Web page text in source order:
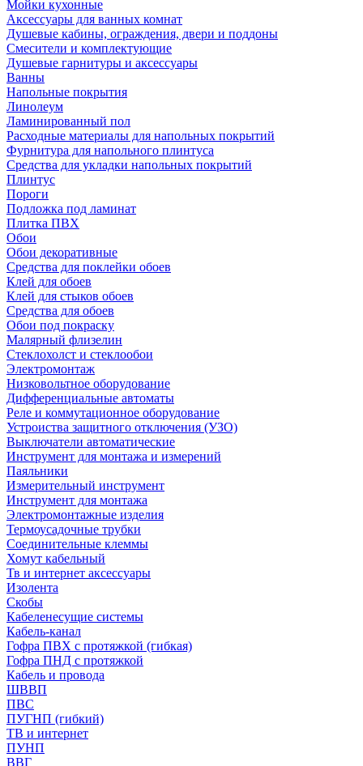
Мойки кухонные
Аксессуары для ванных комнат
Душевые кабины, ограждения, двери и поддоны
Смесители и комплектующие
Душевые гарнитуры и аксессуары
Ванны
Напольные покрытия
Линолеум
Ламинированный пол
Расходные материалы для напольных покрытий
Фурнитура для напольного плинтуса
Средства для укладки напольных покрытий
Плинтус
Пороги
Подложка под ламинат
Плитка ПВХ
Обои
Обои декоративные
Средства для поклейки обоев
Клей для обоев
Клей для стыков обоев
Средства для обоев
Обои под покраску
Малярный флизелин
Стеклохолст и стеклообои
Электромонтаж
Низковольтное оборудование
Дифференциальные автоматы
Реле и коммутационное оборудование
Устроиства защитного отключения (УЗО)
Выключатели автоматические
Инструмент для монтажа и измерений
Паяльники
Измерительный инструмент
Инструмент для монтажа
Электромонтажные изделия
Термоусадочные трубки
Соединительные клеммы
Хомут кабельный
Тв и интернет аксессуары
Изолента
Скобы
Кабеленесущие системы
Кабель-канал
Гофра ПВХ с протяжкой (гибкая)
Гофра ПНД с протяжкой
Кабель и провода
ШВВП
ПВС
ПУГНП (гибкий)
ТВ и интернет
ПУНП
ВВГ